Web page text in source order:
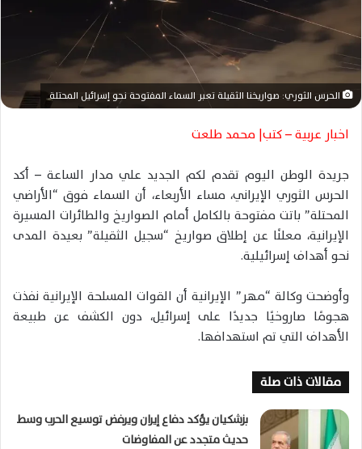
ا
ل
ت
ر
ن
ا
الحرس الثوري: صواريخنا الثقيلة تعبر السماء المفتوحة نحو إسرائيل المحتلة
اخبار عربية – كتب| محمد طلعت
جريدة الوطن اليوم تقدم لكم الجديد علي مدار الساعة – أكد
الحرس الثوري الإيراني، مساء الأربعاء، أن السماء فوق “الأراضي
المحتلة” باتت مفتوحة بالكامل أمام الصواريخ والطائرات المسيرة
الإيرانية، معلنًا عن إطلاق صواريخ “سجيل الثقيلة” بعيدة المدى
نحو أهداف إسرائيلية.
وأوضحت وكالة “مهر” الإيرانية أن القوات المسلحة الإيرانية نفذت
هجومًا صاروخيًا جديدًا على إسرائيل، دون الكشف عن طبيعة
الأهداف التي تم استهدافها.
مقالات ذات صلة
بزشكيان يؤكد دفاع إيران ويرفض توسيع الحرب وسط
حديث متجدد عن المفاوضات